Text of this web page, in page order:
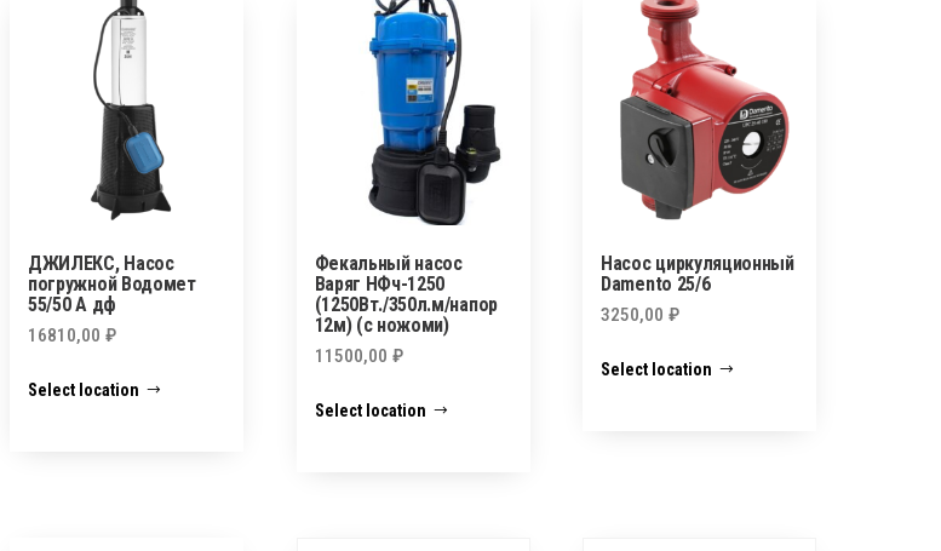
ДЖИЛЕКС, Насос
погружной Водомет
55/50 А дф
16810,00₽
Select location
Фекальный насос
Варяг НФч-1250
(1250Вт./350л.м/напор
12м) (с ножоми)
11500,00 ₽
Select location
Насос циркуляционный
Damento 25/6
3250,00₽
Select location